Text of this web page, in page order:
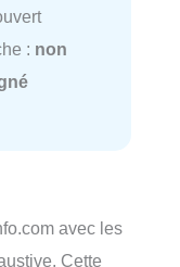
: non
avec les
Cette